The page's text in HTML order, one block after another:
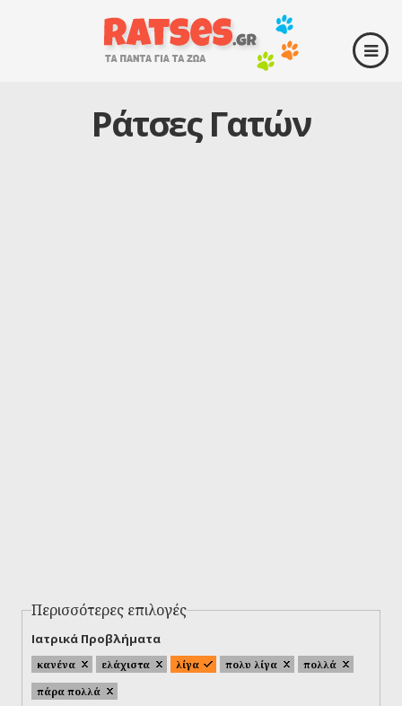
Ράτσες Γατών
Περισσότερες επιλογές
Ιατρικά Προβλήματα
κανένα ελάχιστα λίγα πολυ λίγα
πολλά
πάρα πολλά